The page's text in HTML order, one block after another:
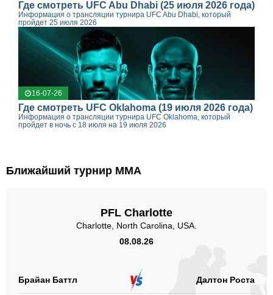
Где смотреть UFC Abu Dhabi (25 июля 2026 года)
Информация о трансляции турнира UFC Abu Dhabi, который
пройдет 25 июля 2026
16-07-26
Где смотреть UFC Oklahoma (19 июля 2026 года)
Информация о трансляции турнира UFC Oklahoma, который
пройдет в ночь с 18 июля на 19 июля 2026
Ближайший турнир ММА
PFL Charlotte
Charlotte, North Carolina, USA.
08.08.26
Брайан Баттл Далтон Роста